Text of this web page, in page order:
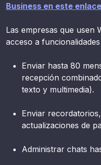
Business en este
Las empresas que usen
acceso a
Enviar hasta 80
recepción
texto y multimedia).
Enviar
actualizaciones de
Administrar chats